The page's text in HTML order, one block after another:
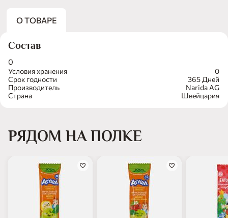
О ТОВАРЕ
Условия хранения
0
Срок годности
365 Дней
Производитель
Narida AG
Страна
Швейцария
Состав
0
РЯДОМ НА ПОЛКЕ